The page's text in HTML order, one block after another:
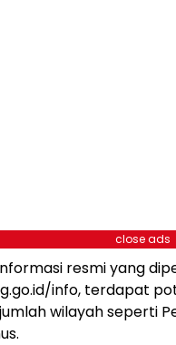
close ads
resmi yang
info, terdapat
wilayah seperti